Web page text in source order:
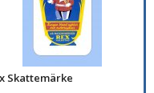
Skattemärke